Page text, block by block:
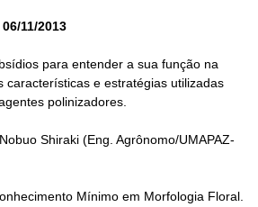
06/11/2013
para entender a sua função na
características e estratégias utilizadas
polinizadores.
Shiraki (Eng. Agrônomo/UMAPAZ-
Mínimo em Morfologia Floral.